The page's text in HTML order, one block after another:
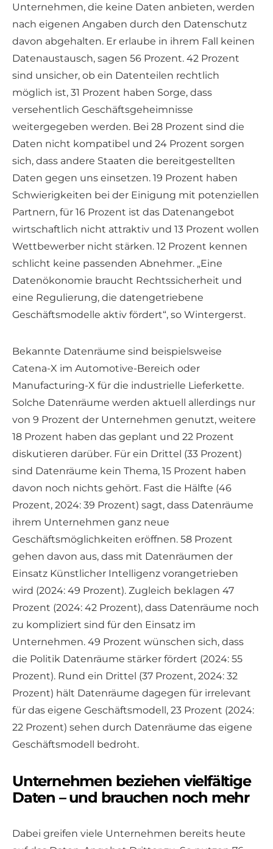
Unternehmen, die keine Daten anbieten, werden
nach eigenen Angaben durch den Datenschutz
davon abgehalten. Er erlaube in ihrem Fall keinen
Datenaustausch, sagen 56 Prozent. 42 Prozent
sind unsicher, ob ein Datenteilen rechtlich
möglich ist, 31 Prozent haben Sorge, dass
versehentlich Geschäftsgeheimnisse
weitergegeben werden. Bei 28 Prozent sind die
Daten nicht kompatibel und 24 Prozent sorgen
sich, dass andere Staaten die bereitgestellten
Daten gegen uns einsetzen. 19 Prozent haben
Schwierigkeiten bei der Einigung mit potenziellen
Partnern, für 16 Prozent ist das Datenangebot
wirtschaftlich nicht attraktiv und 13 Prozent wollen
Wettbewerber nicht stärken. 12 Prozent kennen
schlicht keine passenden Abnehmer. „Eine
Datenökonomie braucht Rechtssicherheit und
eine Regulierung, die datengetriebene
Geschäftsmodelle aktiv fördert“, so Wintergerst.
Bekannte Datenräume sind beispielsweise
Catena-X im Automotive-Bereich oder
Manufacturing-X für die industrielle Lieferkette.
Solche Datenräume werden aktuell allerdings nur
von 9 Prozent der Unternehmen genutzt, weitere
18 Prozent haben das geplant und 22 Prozent
diskutieren darüber. Für ein Drittel (33 Prozent)
sind Datenräume kein Thema, 15 Prozent haben
davon noch nichts gehört. Fast die Hälfte (46
Prozent, 2024: 39 Prozent) sagt, dass Datenräume
ihrem Unternehmen ganz neue
Geschäftsmöglichkeiten eröffnen. 58 Prozent
gehen davon aus, dass mit Datenräumen der
Einsatz Künstlicher Intelligenz vorangetrieben
wird (2024: 49 Prozent). Zugleich beklagen 47
Prozent (2024: 42 Prozent), dass Datenräume noch
zu kompliziert sind für den Einsatz im
Unternehmen. 49 Prozent wünschen sich, dass
die Politik Datenräume stärker fördert (2024: 55
Prozent). Rund ein Drittel (37 Prozent, 2024: 32
Prozent) hält Datenräume dagegen für irrelevant
für das eigene Geschäftsmodell, 23 Prozent (2024:
22 Prozent) sehen durch Datenräume das eigene
Geschäftsmodell bedroht.
Unternehmen beziehen vielfältige
Daten – und brauchen noch mehr
Dabei greifen viele Unternehmen bereits heute